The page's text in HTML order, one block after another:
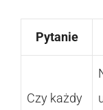
Pytanie
Czy każdy